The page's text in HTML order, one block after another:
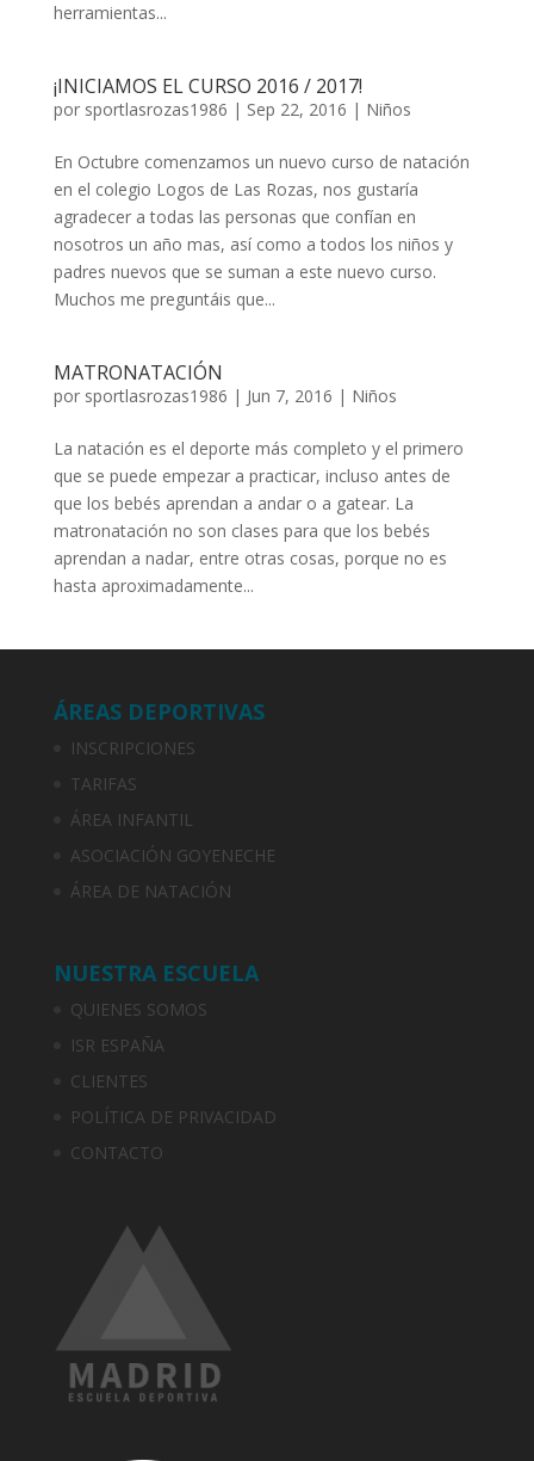
herramientas...
¡INICIAMOS EL CURSO 2016 / 2017!
por sportlasrozas1986 | Sep 22, 2016 | Niños
En Octubre comenzamos un nuevo curso de natación
en el colegio Logos de Las Rozas, nos gustaría
agradecer a todas las personas que confían en
nosotros un año mas, así como a todos los niños y
padres nuevos que se suman a este nuevo curso.
Muchos me preguntáis que...
MATRONATACIÓN
por sportlasrozas1986 | Jun 7, 2016 | Niños
La natación es el deporte más completo y el primero
que se puede empezar a practicar, incluso antes de
que los bebés aprendan a andar o a gatear. La
matronatación no son clases para que los bebés
aprendan a nadar, entre otras cosas, porque no es
hasta aproximadamente...
ÁREAS DEPORTIVAS
INSCRIPCIONES
TARIFAS
ÁREA INFANTIL
ASOCIACIÓN GOYENECHE
ÁREA DE NATACIÓN
NUESTRA ESCUELA
QUIENES SOMOS
ISR ESPAÑA
CLIENTES
POLÍTICA DE PRIVACIDAD
CONTACTO